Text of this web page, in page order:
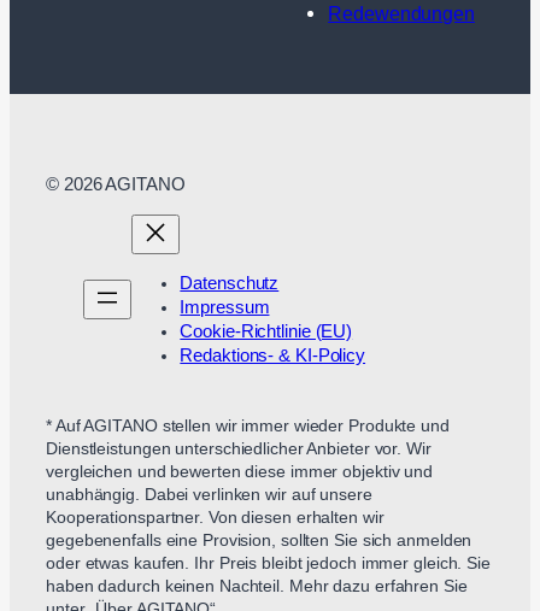
Redewendungen
© 2026 AGITANO
Datenschutz
Impressum
Cookie-Richtlinie (EU)
Redaktions- & KI-Policy
* Auf AGITANO stellen wir immer wieder Produkte und
Dienstleistungen unterschiedlicher Anbieter vor. Wir
vergleichen und bewerten diese immer objektiv und
unabhängig. Dabei verlinken wir auf unsere
Kooperationspartner. Von diesen erhalten wir
gegebenenfalls eine Provision, sollten Sie sich anmelden
oder etwas kaufen. Ihr Preis bleibt jedoch immer gleich. Sie
haben dadurch keinen Nachteil. Mehr dazu erfahren Sie